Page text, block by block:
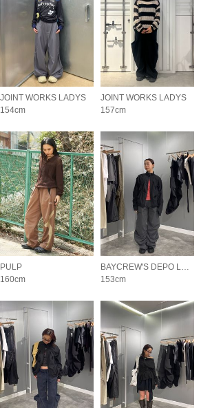
JOINT WORKS LADYS
154cm
JOINT WORKS LADYS
157cm
PULP
160cm
153cm